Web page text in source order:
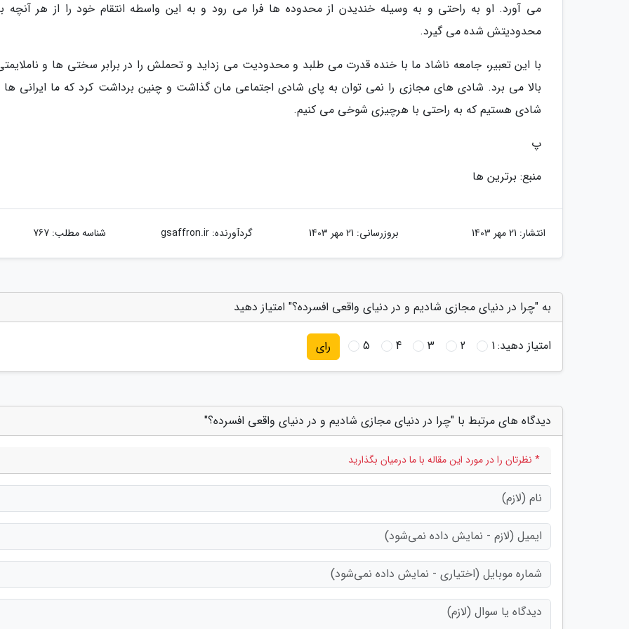
می آورد. او به راحتی و به وسیله خندیدن از محدوده ها فرا می رود و به این واسطه انتقام خود را از هر آنچه
محدودیتش شده می گیرد.
با این تعبیر، جامعه ناشاد ما با خنده قدرت می طلبد و محدودیت می زداید و تحملش را در برابر سختی ها و
بالا می برد. شادی های مجازی را نمی توان به پای شادی اجتماعی مان گذاشت و چنین برداشت کرد که ما ایرانی ها
شادی هستیم که به راحتی با هرچیزی شوخی می کنیم.
پ
منبع: برترین ها
انتشار: 21 مهر 1403 بروزرسانی: 21 مهر 1403 گردآورنده:gsaffron.ir شناسه مطلب: 767
به "چرا در دنیای مجازی شادیم و در دنیای واقعی افسرده؟" امتیاز دهید
امتیاز دهید:1
2
3
4
5 رای
دیدگاه های مرتبط با "چرا در دنیای مجازی شادیم و در دنیای واقعی افسرده؟"
* نظرتان را در مورد این مقاله با ما درمیان بگذارید